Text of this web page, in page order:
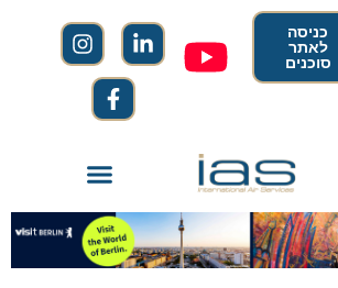
כניסה
לאתר
סוכנים